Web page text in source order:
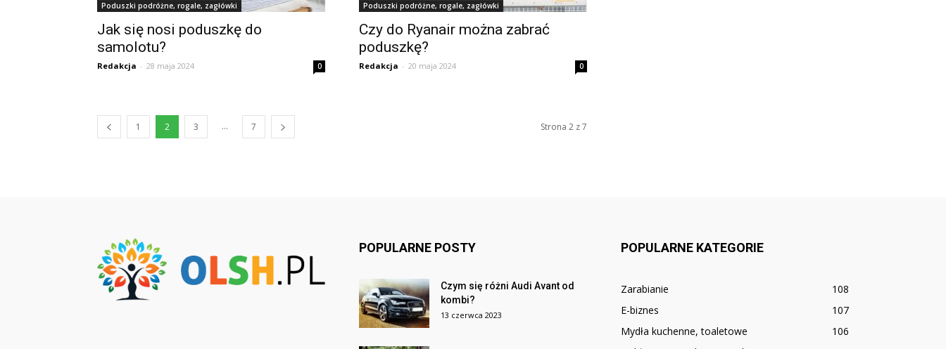
Poduszki podróżne, rogale, zagłówki
Jak się nosi poduszkę do
samolotu?
Redakcja - 28 maja 2024 0
Poduszki podróżne, rogale, zagłówki
Czy do Ryanair można zabrać
poduszkę?
Redakcja - 20 maja 2024 0
1 2 3 ... 7 Strona 2 z 7
POPULARNE POSTY
Czym się różni Audi Avant od
kombi?
13 czerwca 2023
POPULARNE KATEGORIE
Zarabianie
108
E-biznes
107
Mydła kuchenne, toaletowe
106